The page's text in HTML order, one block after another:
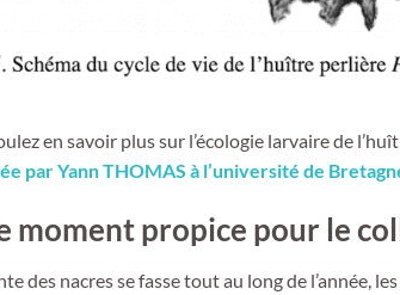
en savoir plus sur l’écologie larvaire de
par Yann THOMAS à l’université de
moment propice pour le
des nacres se fasse tout au long de l’année,